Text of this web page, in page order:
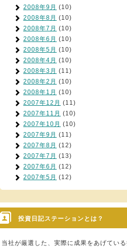
2008年9月 (10)
2008年8月 (10)
2008年7月 (10)
2008年6月 (10)
2008年5月 (10)
2008年4月 (10)
2008年3月 (11)
2008年2月 (10)
2008年1月 (10)
2007年12月 (11)
2007年11月 (10)
2007年10月 (10)
2007年9月 (11)
2007年8月 (12)
2007年7月 (13)
2007年6月 (12)
2007年5月 (12)
投資日記ステーションとは？
当社が厳選した、実際に成果をあげてい